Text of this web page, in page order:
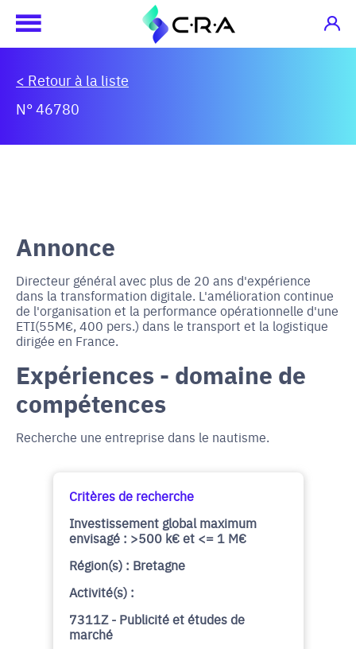
< Retour à la liste
N° 46780
Annonce
Directeur général avec plus de 20 ans d'expérience
dans la transformation digitale. L'amélioration continue
de l'organisation et la performance opérationnelle d'une
ETI(55M€, 400 pers.) dans le transport et la logistique
dirigée en France.
Expériences - domaine de
compétences
Recherche une entreprise dans le nautisme.
Critères de recherche
Investissement global maximum
envisagé : >500 k€ et <= 1 M€
Région(s) : Bretagne
Activité(s) :
7311Z - Publicité et études de
marché